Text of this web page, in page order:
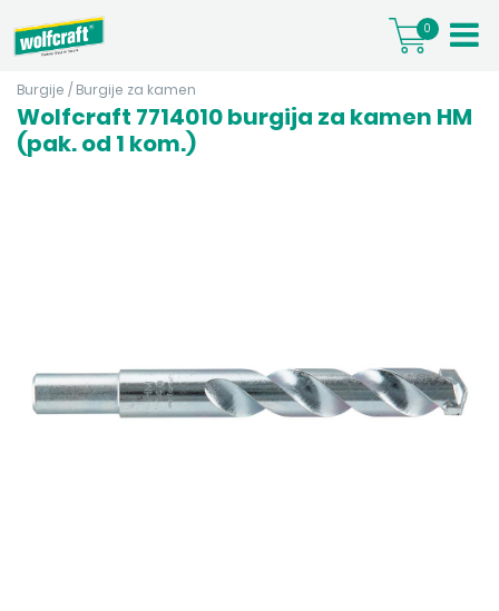
0
Burgije / Burgije za kamen
Wolfcraft 7714010 burgija za kamen HM
(pak. od 1 kom.)